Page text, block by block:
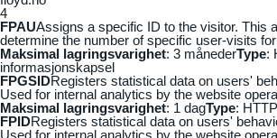
4
FPAUAssigns a specific ID to the visitor. This
determine the number of specific user-visits
Maksimal lagringsvarighet: 3 månederType:
informasjonskapsel
FPGSIDRegisters statistical data on users'
Used for internal analytics by the website
Maksimal lagringsvarighet: 1 dagType:
FPIDRegisters statistical data on users'
Used for internal analytics by the website